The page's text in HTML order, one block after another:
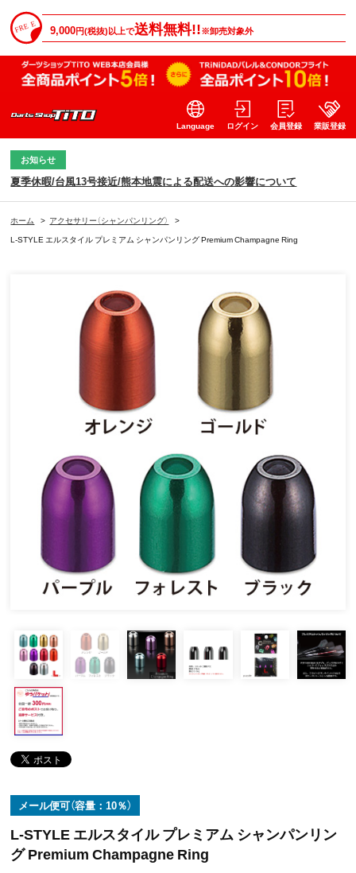
9,000円(税抜)以上で送料無料!!※卸売対象外
Language ログイン 会員登録 業販登録
お知らせ
夏季休暇/台風13号接近/熊本地震による配送への影響について
ホーム > アクセサリー（シャンパンリング）
>
L-STYLE エルスタイル プレミアム シャンパンリング Premium Champagne Ring
メール便可（容量：10％）
L-STYLE エルスタイル プレミアム シャンパンリン
グ Premium Champagne Ring